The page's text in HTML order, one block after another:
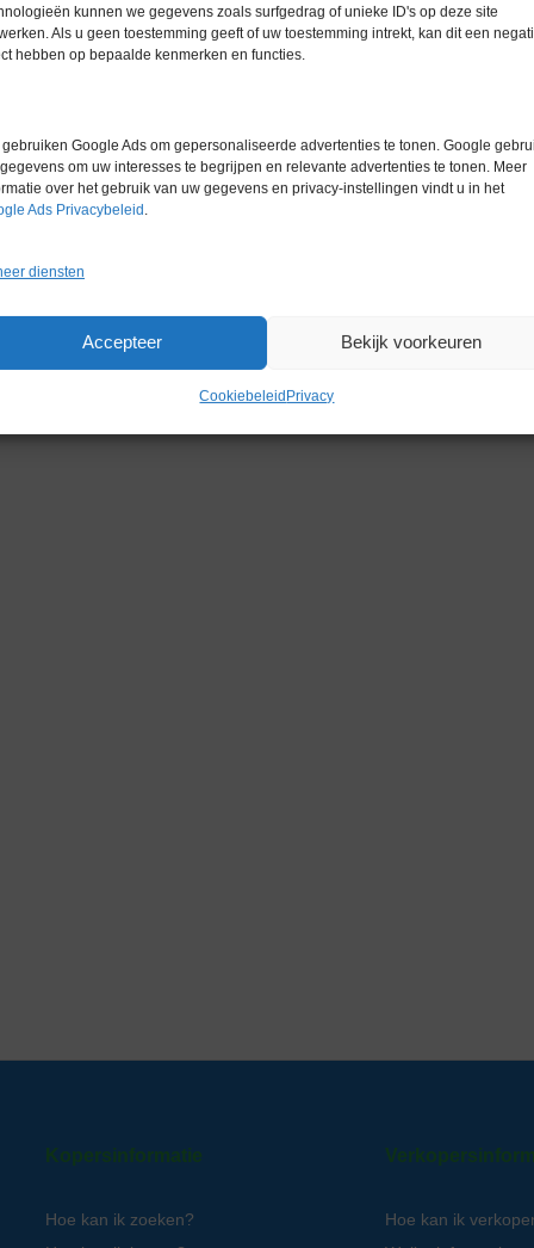
kunnen we gegevens zoals surfgedrag of unieke ID's op deze site
Als u geen toestemming geeft of uw toestemming intrekt, kan dit een
hebben op bepaalde kenmerken en functies.
gebruiken Google Ads om gepersonaliseerde advertenties te tonen. Google
om uw interesses te begrijpen en relevante advertenties te tonen. Meer
over het gebruik van uw gegevens en privacy-instellingen vindt u in het
Ads Privacybeleid .
diensten
Accepteer Bekijk voorkeuren
CookiebeleidPrivacy
Gewicht
Garantie 6 maanden
Conditie Gebruikt in
Gerelateerde producten
Kopersinformatie
Hoe kan ik zoeken?
Hoe kan ik